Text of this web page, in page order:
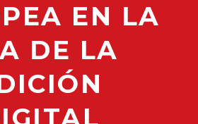
EN LA
DE LA